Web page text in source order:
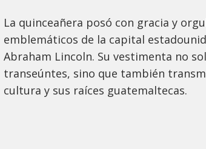
La quinceañera posó con gracia y
emblemáticos de la capital
Abraham Lincoln. Su vestimenta no
transeúntes, sino que también
cultura y sus raíces guatemaltecas.